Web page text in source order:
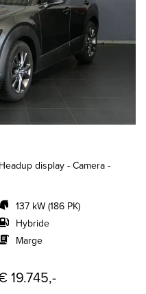
display - Camera -
137 kW (186 PK)
Hybride
Marge
19.745,-